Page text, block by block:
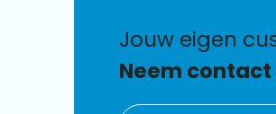
jouw eigen
Neem